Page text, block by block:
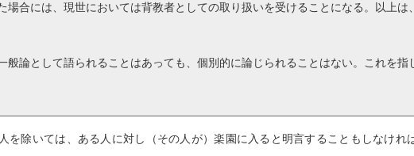
場合には、現世においては背教者としての取り扱いを受けることになる。以上は
論として語られることはあっても、個別的に論じられることはない。これを指
除いては、ある人に対し（その人が）楽園に入ると明言することもしなけれ